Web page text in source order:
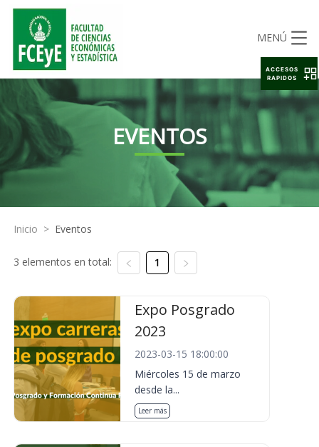
MENÚ
EVENTOS
Inicio > Eventos
3 elementos en total: 1
Expo Posgrado
2023
2023-03-15 18:00:00
Miércoles 15 de marzo
desde la...
Leer más
ACCESOS
RAPIDOS